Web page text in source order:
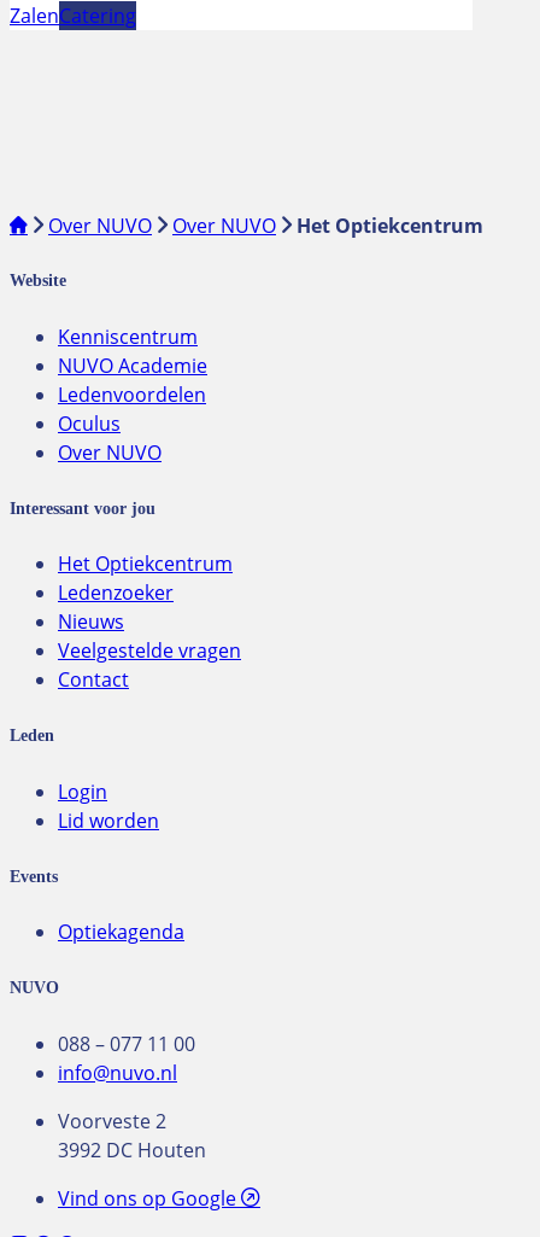
ZalenCatering
Over NUVO Over NUVO Het Optiekcentrum
Website
Kenniscentrum
NUVO Academie
Ledenvoordelen
Oculus
Over NUVO
Interessant voor jou
Het Optiekcentrum
Ledenzoeker
Nieuws
Veelgestelde vragen
Contact
Leden
Login
Lid worden
Events
Optiekagenda
NUVO
088 – 077 11 00
info@nuvo.nl
Voorveste 2
3992 DC Houten
Vind ons op Google